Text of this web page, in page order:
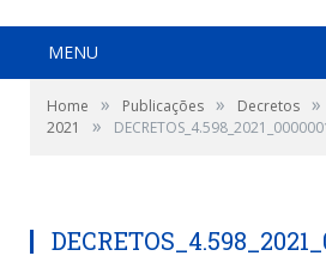
MENU
Home » Publicações » Decretos »
2021
»